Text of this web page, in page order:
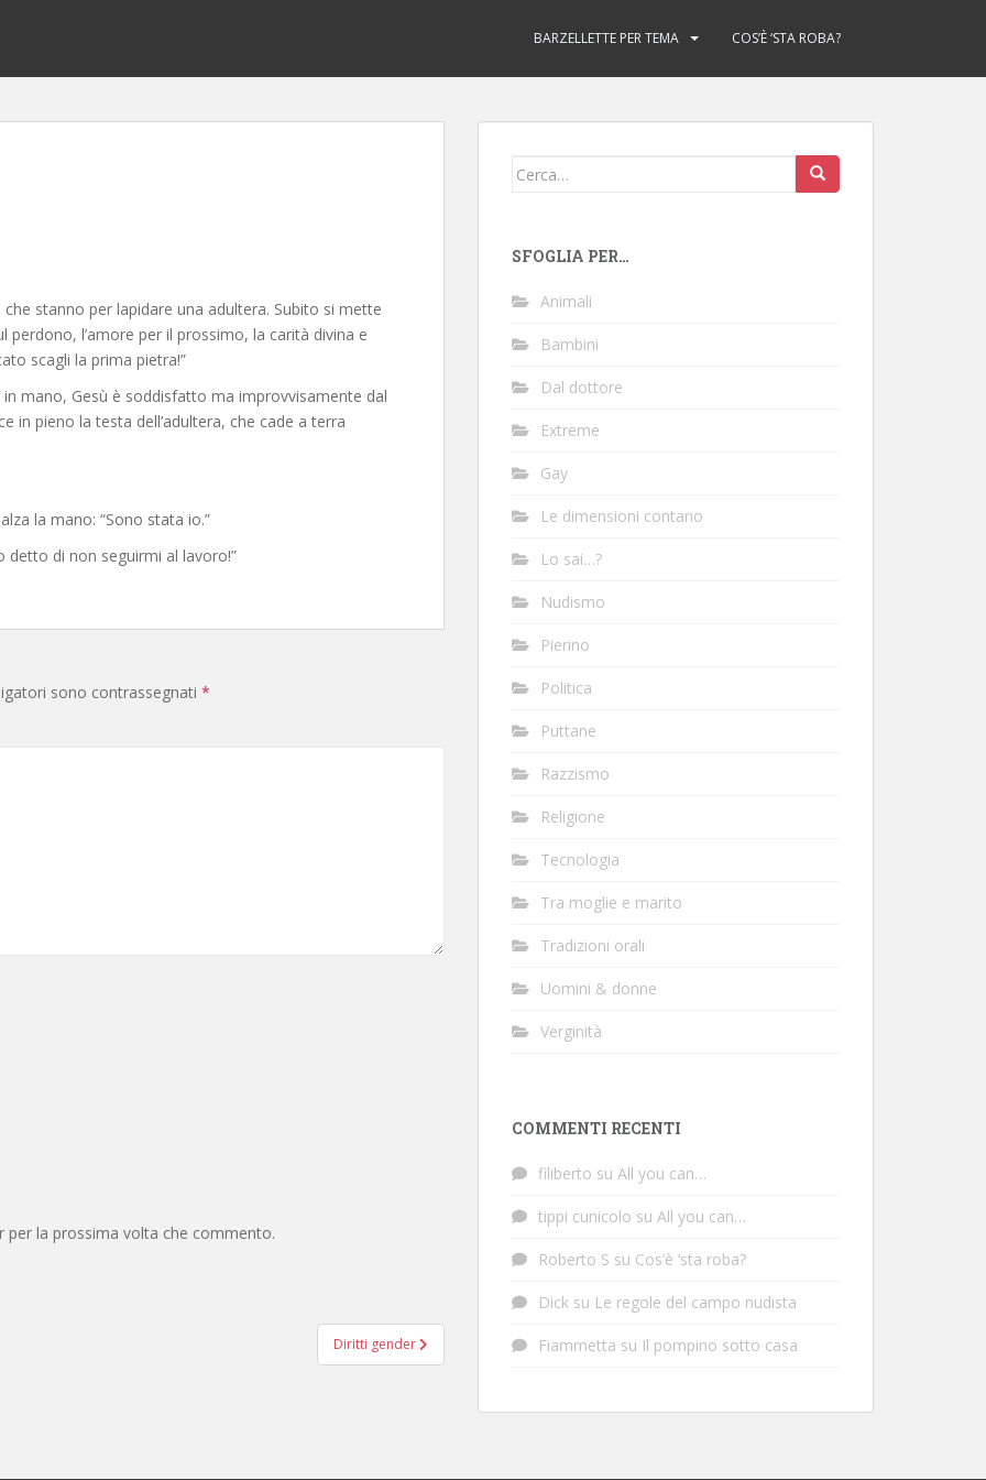
BARZELLETTE PER TEMA COS’È ‘STA ROBA?
stanno per lapidare una adultera. Subito si mette
perdono, l’amore per il prossimo, la carità divina e
scagli la prima pietra!”
mano, Gesù è soddisfatto ma improvvisamente dal
in pieno la testa dell’adultera, che cade a terra
la mano: “Sono stata io.”
di non seguirmi al lavoro!”
sono contrassegnati *
la prossima volta che commento.
Diritti gender
Cerca:
SFOGLIA PER…
Animali
Bambini
Dal dottore
Extreme
Gay
Le dimensioni contano
Lo sai…?
Nudismo
Pierino
Politica
Puttane
Razzismo
Religione
Tecnologia
Tra moglie e marito
Tradizioni orali
Uomini & donne
Verginità
COMMENTI RECENTI
filiberto su All you can…
tippi cunicolo su All you can…
Roberto S su Cos’è ‘sta roba?
Dick su Le regole del campo nudista
Fiammetta su Il pompino sotto casa